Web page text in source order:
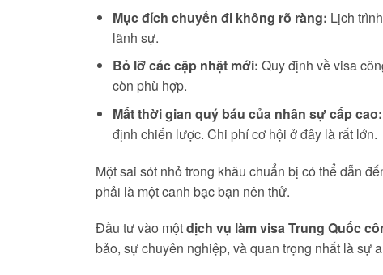
Mục đích chuyến đi không rõ ràng: Lịch
lãnh sự.
Bỏ lỡ các cập nhật mới: Quy định về visa
còn phù hợp.
Mất thời gian quý báu của nhân sự cấp cao:
định chiến lược. Chi phí cơ hội ở đây là rất lớn.
Một sai sót nhỏ trong khâu chuẩn bị có thể dẫn
phải là một canh bạc bạn nên thử.
Đầu tư vào mộtdịch vụ làm visa Trung Quốc
bảo, sự chuyên nghiệp, và quan trọng nhất là sự